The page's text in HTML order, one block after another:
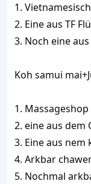
1.
2. Eine aus TF
3. Noch eine
Koh samui
1.
2. eine aus dem
3. Eine aus nem
4. Arkbar
5. Nochmal